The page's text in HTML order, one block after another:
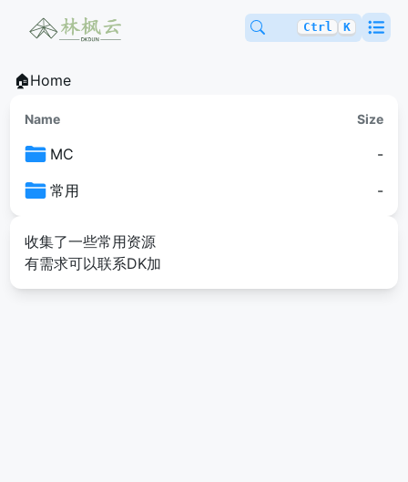
Ctrl K
🏠Home
Name Size
MC
-
常用
-
收集了一些常用资源
有需求可以联系DK加